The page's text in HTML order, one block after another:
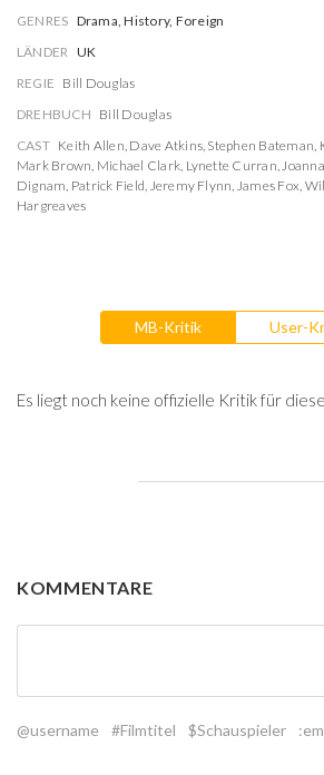
GENRES Drama, History, Foreign
LÄNDER UK
REGIE Bill Douglas
DREHBUCH Bill Douglas
CAST Keith Allen, Dave Atkins, Stephen Bateman,
Mark Brown, Michael Clark, Lynette Curran,
Dignam, Patrick Field, Jeremy Flynn, James Fox,
Hargreaves
MB-Kritik User-
Es liegt noch keine offizielle Kritik für
KOMMENTARE
@username #Filmtitel $Schauspieler